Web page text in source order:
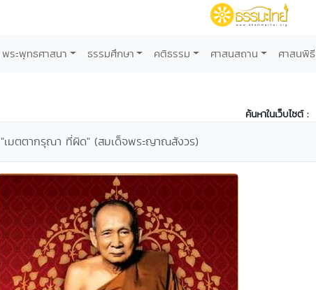
พระพุทธศาสนา ธรรมศึกษา คติธรรม ศาสนสถาน ศาสนพิธี
ค้นหาในเว็บไซต์ :
"เมตตากรุณา ที่ผิด" (สมเด็จพระญาณสังวร)